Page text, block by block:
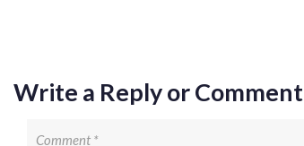
Write a Reply or Comment